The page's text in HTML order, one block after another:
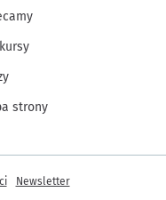
strony
Newsletter